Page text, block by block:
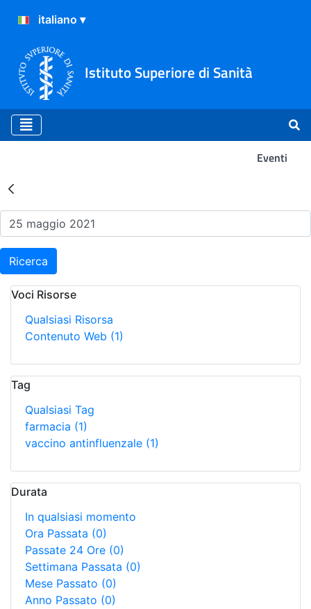
Istituto Superiore di Sanità
Eventi
Risultati della Ricerca -
Ricerca
Voci Risorse
Qualsiasi Risorsa
Contenuto Web (1)
Tag
Qualsiasi Tag
farmacia (1)
vaccino antinfluenzale (1)
Durata
In qualsiasi momento
Ora Passata (0)
Passate 24 Ore (0)
Settimana Passata (0)
Mese Passato (0)
Anno Passato (0)